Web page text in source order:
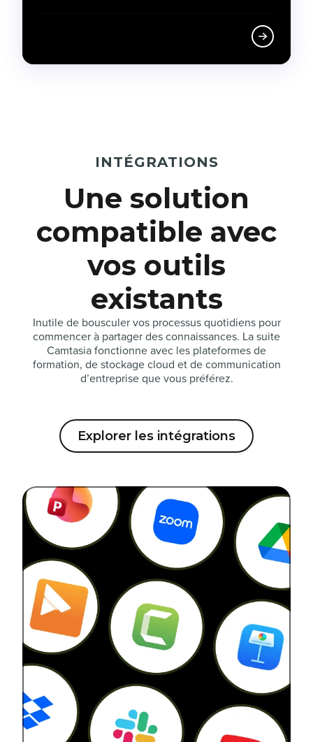
INTÉGRATIONS
Une solution
compatible avec
vos outils
existants
Inutile de bousculer vos processus quotidiens pour
commencer à partager des connaissances. La suite
Camtasia fonctionne avec les plateformes de
formation, de stockage cloud et de communication
d’entreprise que vous préférez.
Explorer les intégrations